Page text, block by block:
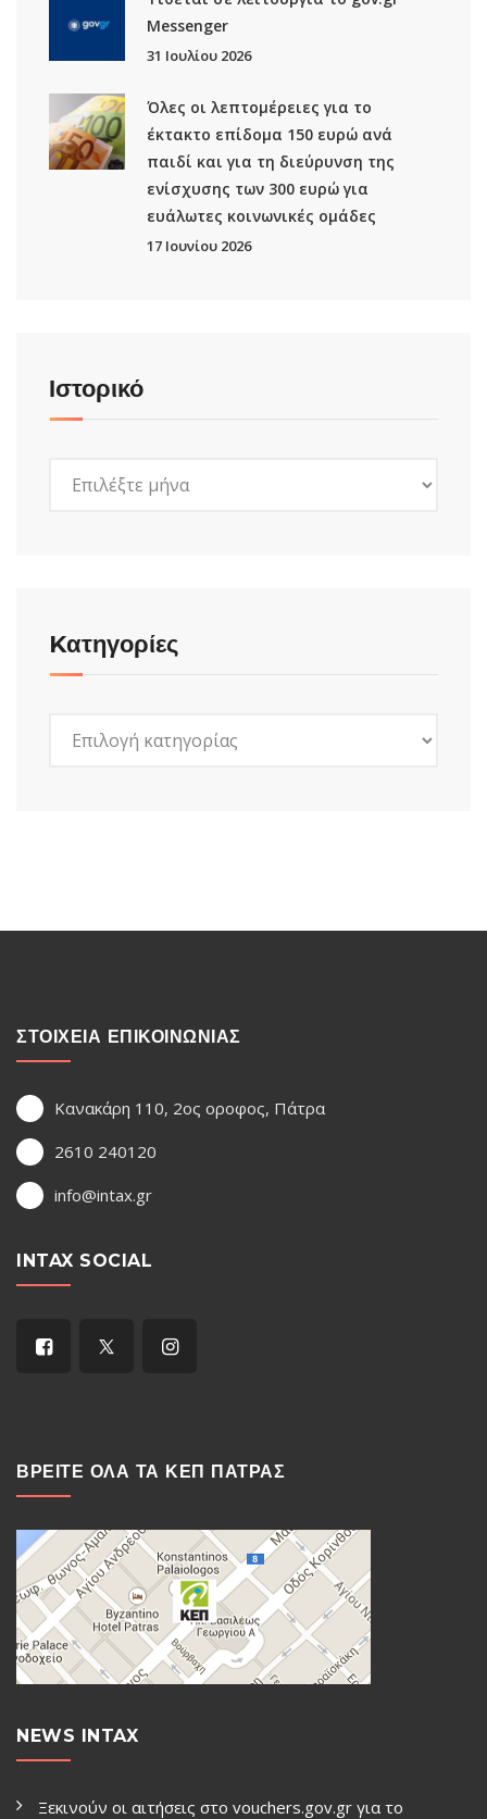
Μessenger
31 Ιουλίου 2026
Όλες οι λεπτομέρειες για το
έκτακτο επίδομα 150 ευρώ ανά
παιδί και για τη διεύρυνση της
ενίσχυσης των 300 ευρώ για
ευάλωτες κοινωνικές ομάδες
17 Ιουνίου 2026
Ιστορικό
Kατηγορίες
ΣΤΟΙΧΕΙΑ ΕΠΙΚΟΙΝΩΝΙΑΣ
Κανακάρη 110, 2ος οροφος, Πάτρα
2610 240120
info@intax.gr
INTAX SOCIAL
ΒΡΕΙΤΕ ΟΛΑ ΤΑ ΚΕΠ ΠΑΤΡΑΣ
NEWS INTAX
Ξεκινούν οι αιτήσεις στο vouchers.gov.gr για το